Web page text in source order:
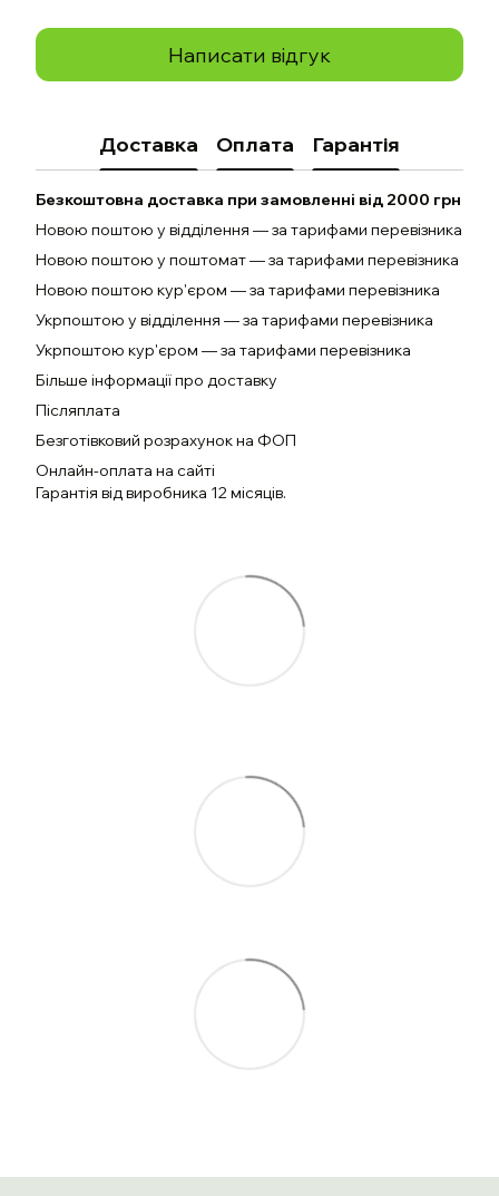
Написати відгук
Доставка Оплата Гарантія
Безкоштовна доставка при замовленні від 2000 грн
Новою поштою у відділення — за тарифами перевізника
Новою поштою у поштомат — за тарифами перевізника
Новою поштою кур'єром — за тарифами перевізника
Укрпоштою у відділення — за тарифами перевізника
Укрпоштою кур'єром — за тарифами перевізника
Більше інформації про доставку
Післяплата
Безготівковий розрахунок на ФОП
Онлайн-оплата на сайті
Гарантія від виробника 12 місяців.